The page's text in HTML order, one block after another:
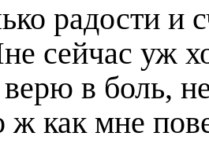
радости и
сейчас уж
в боль,
ж как мне